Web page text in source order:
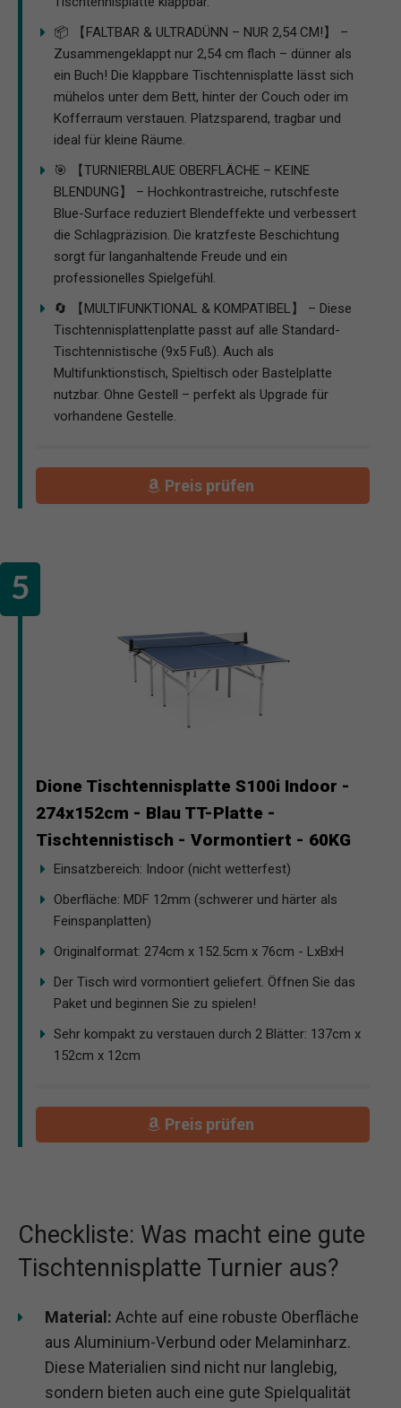
📦 【FALTBAR & ULTRADÜNN – NUR 2,54 CM!】 –
Zusammengeklappt nur 2,54 cm flach – dünner als
ein Buch! Die klappbare Tischtennisplatte lässt sich
mühelos unter dem Bett, hinter der Couch oder im
Kofferraum verstauen. Platzsparend, tragbar und
ideal für kleine Räume.
🎯 【TURNIERBLAUE OBERFLÄCHE – KEINE
BLENDUNG】 – Hochkontrastreiche, rutschfeste
Blue-Surface reduziert Blendeffekte und verbessert
die Schlagpräzision. Die kratzfeste Beschichtung
sorgt für langanhaltende Freude und ein
professionelles Spielgefühl.
🔄 【MULTIFUNKTIONAL & KOMPATIBEL】 – Diese
Tischtennisplattenplatte passt auf alle Standard-
Tischtennistische (9x5 Fuß). Auch als
Multifunktionstisch, Spieltisch oder Bastelplatte
nutzbar. Ohne Gestell – perfekt als Upgrade für
vorhandene Gestelle.
Preis prüfen
Dione Tischtennisplatte S100i Indoor -
274x152cm - Blau TT-Platte -
Tischtennistisch - Vormontiert - 60KG
Einsatzbereich: Indoor (nicht wetterfest)
Oberfläche: MDF 12mm (schwerer und härter als
Feinspanplatten)
Originalformat: 274cm x 152.5cm x 76cm - LxBxH
Der Tisch wird vormontiert geliefert. Öffnen Sie das
Paket und beginnen Sie zu spielen!
Sehr kompakt zu verstauen durch 2 Blätter: 137cm x
152cm x 12cm
Preis prüfen
Checkliste: Was macht eine gute
Tischtennisplatte Turnier aus?
Material: Achte auf eine robuste Oberfläche
aus Aluminium-Verbund oder Melaminharz.
Diese Materialien sind nicht nur langlebig,
sondern bieten auch eine gute Spielqualität